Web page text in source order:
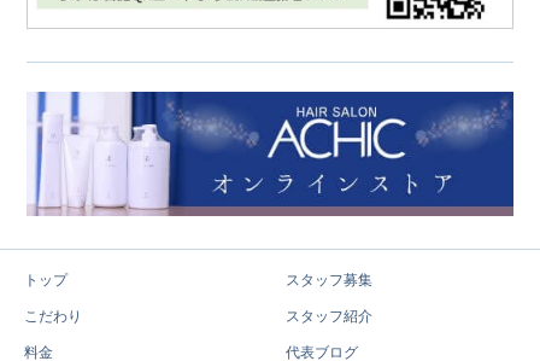
トップ
こだわり
料金
スタッフ募集
スタッフ紹介
代表ブログ